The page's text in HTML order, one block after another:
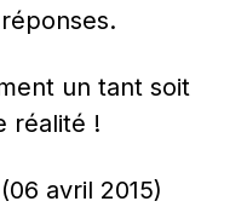
un tant soit
réalité !
(06 avril 2015)